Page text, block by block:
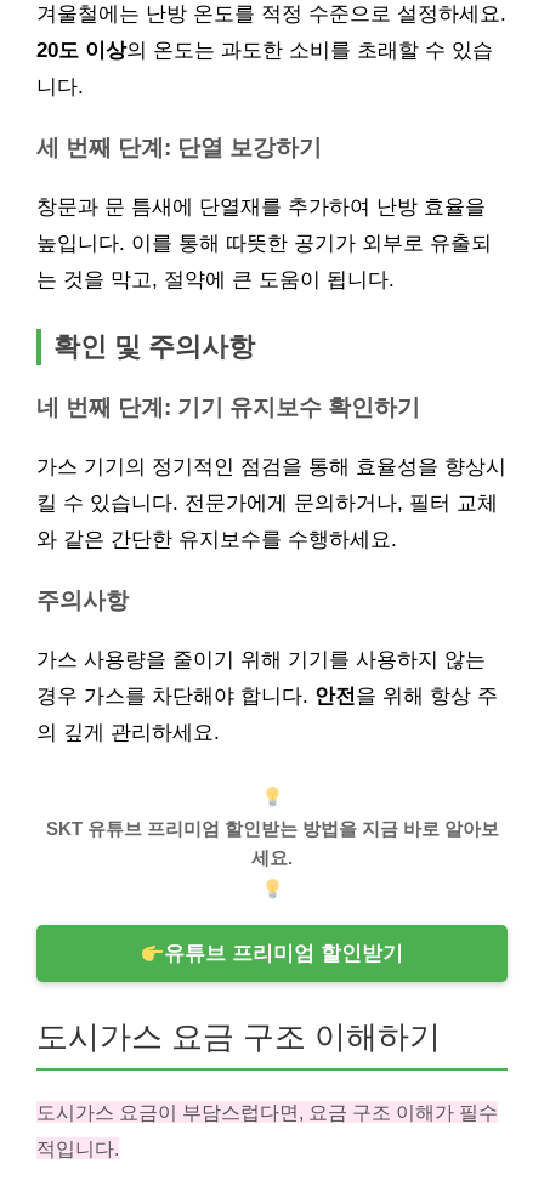
겨울철에는 난방 온도를 적정 수준으로 설정하세요.
20도 이상의 온도는 과도한 소비를 초래할 수 있습
니다.
세 번째 단계: 단열 보강하기
창문과 문 틈새에 단열재를 추가하여 난방 효율을
높입니다. 이를 통해 따뜻한 공기가 외부로 유출되
는 것을 막고, 절약에 큰 도움이 됩니다.
확인 및 주의사항
네 번째 단계: 기기 유지보수 확인하기
가스 기기의 정기적인 점검을 통해 효율성을 향상시
킬 수 있습니다. 전문가에게 문의하거나, 필터 교체
와 같은 간단한 유지보수를 수행하세요.
주의사항
가스 사용량을 줄이기 위해 기기를 사용하지 않는
경우 가스를 차단해야 합니다. 안전 을 위해 항상 주
의 깊게 관리하세요.
SKT 유튜브 프리미엄 할인받는 방법을 지금 바로 알아보
세요.
유튜브 프리미엄 할인받기
도시가스 요금 구조 이해하기
도시가스 요금이 부담스럽다면, 요금 구조 이해가 필수
적입니다.